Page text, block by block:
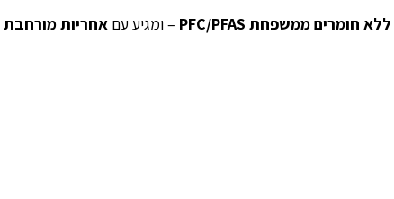
ללא חומרים ממשפחת PFC/PFAS – ומגיע עם אחריות מורחבת ל-10